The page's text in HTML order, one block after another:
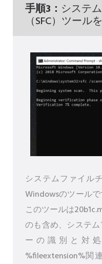
手順3： システ
（SFC）ツール
システムファイル
Windowsのツールで
このツールは
のも含め、システ
ーの識別と対
%fileextension%関